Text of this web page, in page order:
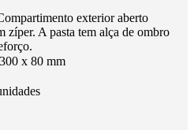
exterior aberto
A pasta tem alça de ombro
x 80 mm